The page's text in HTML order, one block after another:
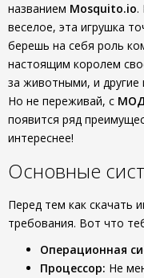
названием Mosquito.io.
веселое, эта игрушка
берешь на себя роль
настоящим королем
за животными, и другие
Но не переживай, с
появится ряд
интереснее!
Основные
Перед тем как скачать
требования. Вот что
Операционная
Процессор: Не